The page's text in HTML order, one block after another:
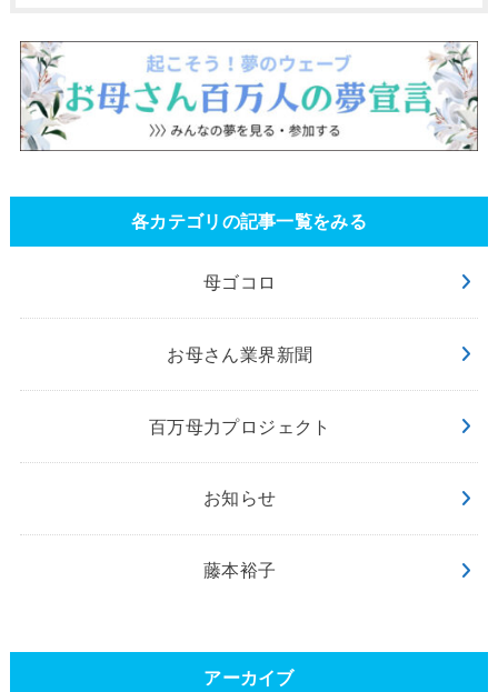
各カテゴリの記事一覧をみる
母ゴコロ
お母さん業界新聞
百万母力プロジェクト
お知らせ
藤本裕子
アーカイブ